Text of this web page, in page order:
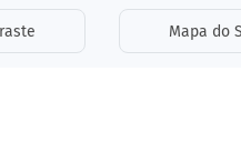
de Mapa do